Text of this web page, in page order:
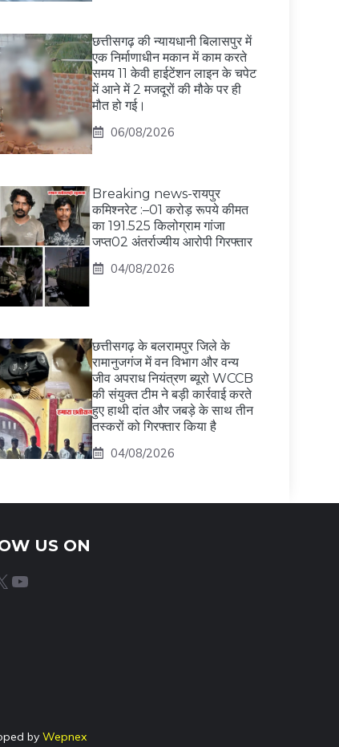
छत्तीसगढ़ की न्यायधानी बिलासपुर में
एक निर्माणाधीन मकान में काम करते
समय 11 केवी हाईटेंशन लाइन के चपेट
में आने में 2 मजदूरों की मौके पर ही
मौत हो गई।
06/08/2026
Breaking news-रायपुर
कमिश्नरेट :–01 करोड़ रूपये कीमत
का 191.525 किलोग्राम गांजा
जप्त02 अंतर्राज्यीय आरोपी गिरफ्तार
04/08/2026
छत्तीसगढ़ के बलरामपुर जिले के
रामानुजगंज में वन विभाग और वन्य
जीव अपराध नियंत्रण ब्यूरो WCCB
की संयुक्त टीम ने बड़ी कार्रवाई करते
हुए हाथी दांत और जबड़े के साथ तीन
तस्करों को गिरफ्तार किया है
04/08/2026
US ON
YouTube
by Wepnex